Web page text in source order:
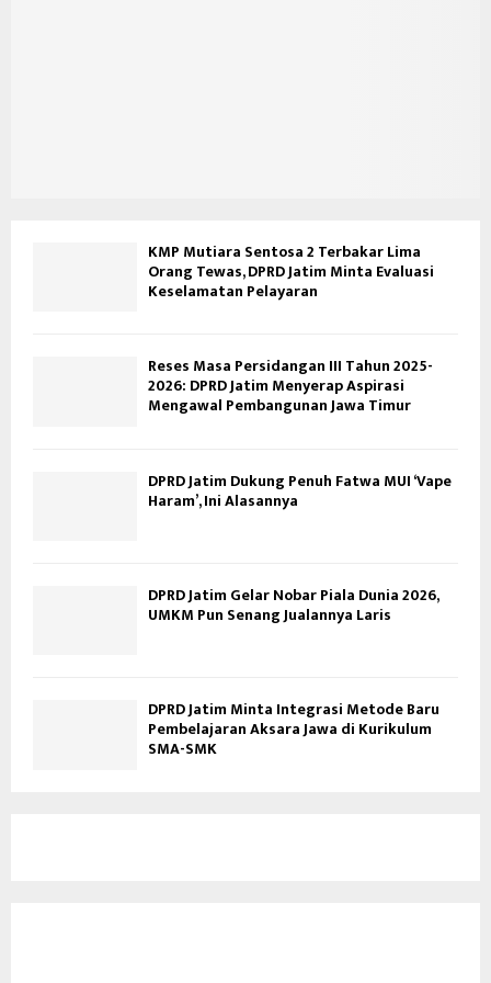
KMP Mutiara Sentosa 2 Terbakar Lima
Orang Tewas, DPRD Jatim Minta Evaluasi
Keselamatan Pelayaran
Reses Masa Persidangan III Tahun 2025-
2026: DPRD Jatim Menyerap Aspirasi
Mengawal Pembangunan Jawa Timur
DPRD Jatim Dukung Penuh Fatwa MUI ‘Vape
Haram’, Ini Alasannya
DPRD Jatim Gelar Nobar Piala Dunia 2026,
UMKM Pun Senang Jualannya Laris
DPRD Jatim Minta Integrasi Metode Baru
Pembelajaran Aksara Jawa di Kurikulum
SMA-SMK